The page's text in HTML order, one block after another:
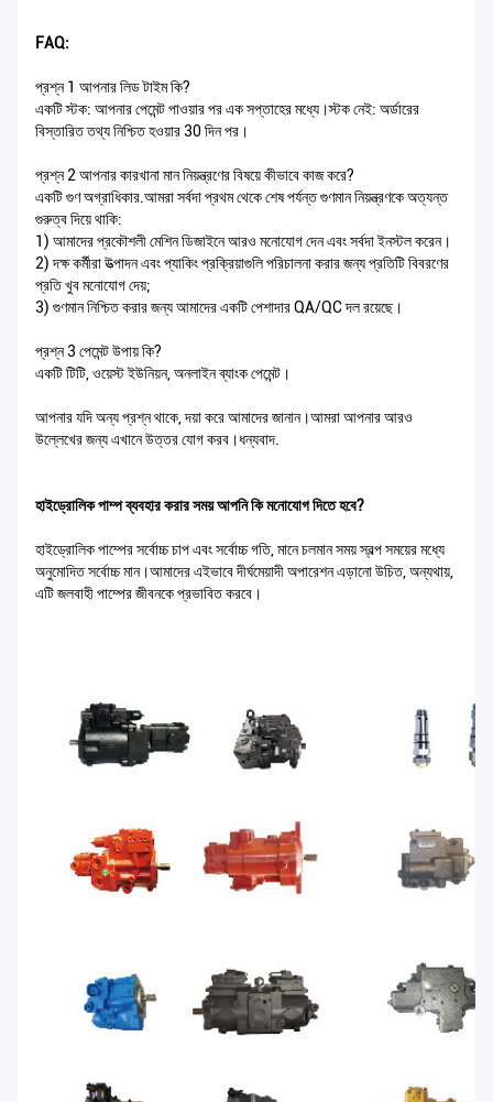
FAQ:
প্রশ্ন 1 আপনার লিড টাইম কি?
একটি স্টক: আপনার পেমেন্ট পাওয়ার পর এক সপ্তাহের মধ্যে।স্টক নেই: অর্ডারের
বিস্তারিত তথ্য নিশ্চিত হওয়ার 30 দিন পর।
প্রশ্ন 2 আপনার কারখানা মান নিয়ন্ত্রণের বিষয়ে কীভাবে কাজ করে?
একটি গুণ অগ্রাধিকার.আমরা সর্বদা প্রথম থেকে শেষ পর্যন্ত গুণমান নিয়ন্ত্রণকে অত্যন্ত
গুরুত্ব দিয়ে থাকি:
1) আমাদের প্রকৌশলী মেশিন ডিজাইনে আরও মনোযোগ দেন এবং সর্বদা ইনস্টল করেন।
2) দক্ষ কর্মীরা উত্পাদন এবং প্যাকিং প্রক্রিয়াগুলি পরিচালনা করার জন্য প্রতিটি বিবরণের
প্রতি খুব মনোযোগ দেয়;
3) গুণমান নিশ্চিত করার জন্য আমাদের একটি পেশাদার QA/QC দল রয়েছে।
প্রশ্ন 3 পেমেন্ট উপায় কি?
একটি টিটি, ওয়েস্ট ইউনিয়ন, অনলাইন ব্যাংক পেমেন্ট।
আপনার যদি অন্য প্রশ্ন থাকে, দয়া করে আমাদের জানান।আমরা আপনার আরও
উল্লেখের জন্য এখানে উত্তর যোগ করব।ধন্যবাদ.
হাইড্রোলিক পাম্প ব্যবহার করার সময় আপনি কি মনোযোগ দিতে হবে?
হাইড্রোলিক পাম্পের সর্বোচ্চ চাপ এবং সর্বোচ্চ গতি, মানে চলমান সময় স্বল্প সময়ের মধ্যে
অনুমোদিত সর্বোচ্চ মান।আমাদের এইভাবে দীর্ঘমেয়াদী অপারেশন এড়ানো উচিত, অন্যথায়,
এটি জলবাহী পাম্পের জীবনকে প্রভাবিত করবে।